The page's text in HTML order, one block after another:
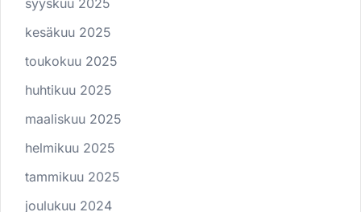
syyskuu 2025
kesäkuu 2025
toukokuu 2025
huhtikuu 2025
maaliskuu 2025
helmikuu 2025
tammikuu 2025
joulukuu 2024